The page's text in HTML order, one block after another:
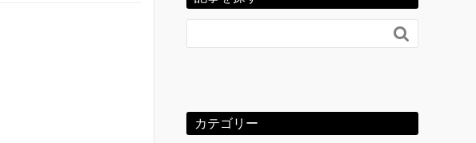

カテゴリー